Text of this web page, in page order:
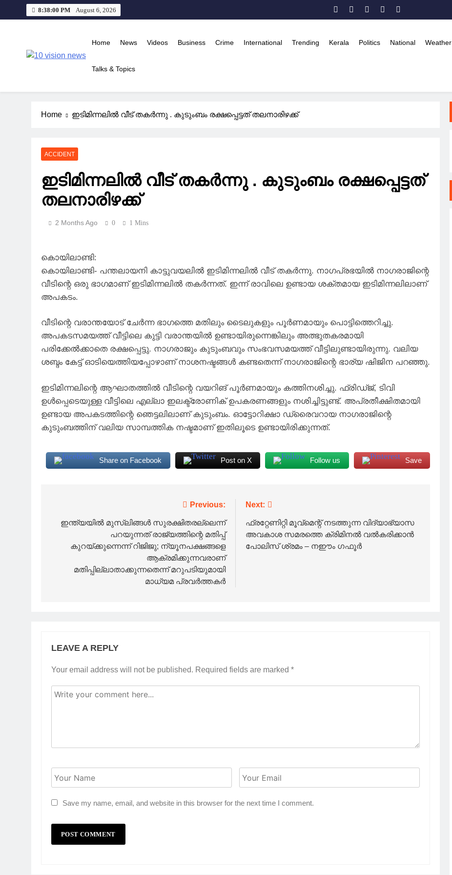
8:38:01 PM August 6, 2026
10 vision news
Stay Ahead with 10 Vision News
Home News Videos Business Crime International Trending Kerala Politics National Weather
Talks & Topics
Home ഇടിമിന്നലിൽ വീട് തകർന്നു . കുടുംബം രക്ഷപ്പെട്ടത് തലനാരിഴക്ക്
ACCIDENT
ഇടിമിന്നലിൽ വീട് തകർന്നു . കുടുംബം രക്ഷപ്പെട്ടത്
തലനാരിഴക്ക്
2 Months Ago 0 1 Mins
കൊയിലാണ്ടി:
കൊയിലാണ്ടി- പന്തലായനി കാട്ടുവയലിൽ ഇടിമിന്നലിൽ വീട് തകർന്നു. നാഗപ്രഭയിൽ നാഗരാജിന്റെ
വീടിന്റെ ഒരു ഭാഗമാണ് ഇടിമിന്നലിൽ തകർന്നത്. ഇന്ന് രാവിലെ ഉണ്ടായ ശക്തമായ ഇടിമിന്നലിലാണ്
അപകടം.
വീടിന്റെ വരാന്തയോട് ചേർന്ന ഭാഗത്തെ മതിലും ടൈലുകളും പൂർണമായും പൊട്ടിത്തെറിച്ചു.
അപകടസമയത്ത് വീട്ടിലെ കുട്ടി വരാന്തയിൽ ഉണ്ടായിരുന്നെങ്കിലും അത്ഭുതകരമായി
പരിക്കേൽക്കാതെ രക്ഷപ്പെട്ടു. നാഗരാജും കുടുംബവും സംഭവസമയത്ത് വീട്ടിലുണ്ടായിരുന്നു. വലിയ
ശബ്ദം കേട്ട് ഓടിയെത്തിയപ്പോഴാണ് നാശനഷ്ടങ്ങൾ കണ്ടതെന്ന് നാഗരാജിന്റെ ഭാര്യ ഷിജിന പറഞ്ഞു.
ഇടിമിന്നലിന്റെ ആഘാതത്തിൽ വീടിന്റെ വയറിങ് പൂർണമായും കത്തിനശിച്ചു. ഫ്രിഡ്ജ്, ടിവി
ഉൾപ്പെടെയുള്ള വീട്ടിലെ എല്ലാ ഇലക്ട്രോണിക് ഉപകരണങ്ങളും നശിച്ചിട്ടുണ്ട്. അപ്രതീക്ഷിതമായി
ഉണ്ടായ അപകടത്തിന്റെ ഞെട്ടലിലാണ് കുടുംബം. ഓട്ടോറിക്ഷാ ഡ്രൈവറായ നാഗരാജിന്റെ
കുടുംബത്തിന് വലിയ സാമ്പത്തിക നഷ്ടമാണ് ഇതിലൂടെ ഉണ്ടായിരിക്കുന്നത്.
Share on Facebook Post on X Follow us Save
navigation
Previous:
ഇന്ത്യയില്‍ മുസ്‌ലിങ്ങള്‍ സുരക്ഷിതരല്ലെന്ന്
പറയുന്നത് രാജ്യത്തിന്റെ മതിപ്പ്
കുറയ്ക്കുന്നെന്ന് റിജിജു; ന്യൂനപക്ഷങ്ങളെ
ആക്രമിക്കുന്നവരാണ്
മതിപ്പില്ലാതാക്കുന്നതെന്ന് മറുപടിയുമായി
മാധ്യമ പ്രവര്‍ത്തകര്‍
Next:
ഫ്രറ്റേണിറ്റി മൂവ്മെന്റ് നടത്തുന്ന വിദ്യാഭ്യാസ
അവകാശ സമരത്തെ ക്രിമിനൽ വൽകരിക്കാൻ
പോലിസ് ശ്രമം – നഈം ഗഫൂർ
LEAVE A REPLY
Your email address will not be published. Required fields are marked *
Save my name, email, and website in this browser for the next time I comment.